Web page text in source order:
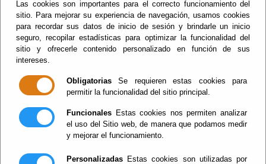
Las cookies son importantes para el correcto funcionamiento del
sitio. Para mejorar su experiencia de navegación, usamos cookies
para recordar sus datos de inicio de sesión y brindarle un inicio
seguro, recopilar estadísticas para optimizar la funcionalidad del
sitio y ofrecerle contenido personalizado en función de sus
intereses.
Obligatorias Se requieren estas cookies para
permitir la funcionalidad del sitio principal.
Funcionales Estas cookies nos permiten analizar
el uso del Sitio web, de manera que podamos medir
y mejorar el funcionamiento.
Personalizadas Estas cookies son utilizadas por
Tablón de
anuncios
Diputación
Provincial de
Almería